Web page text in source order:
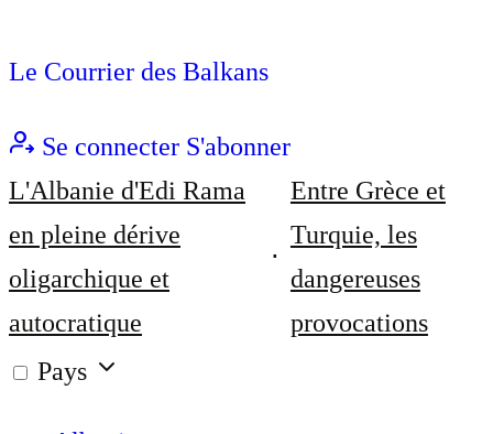
Le Courrier des Balkans
Se connecter S'abonner
L'Albanie d'Edi Rama
en pleine dérive
oligarchique et
autocratique
Entre Grèce et
Turquie, les
dangereuses
provocations
Pays